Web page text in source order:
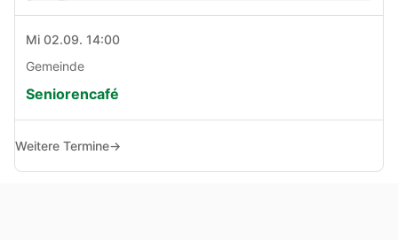
Mi 02.09. 14:00
Gemeinde
Seniorencafé
Weitere Termine→